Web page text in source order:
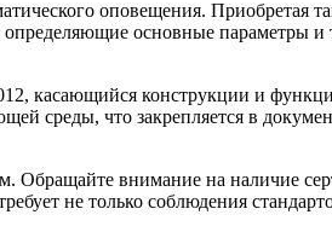
оповещения. Приобретая
основные параметры и
касающийся конструкции и
среды, что закрепляется в
Обращайте внимание на наличие
не только соблюдения